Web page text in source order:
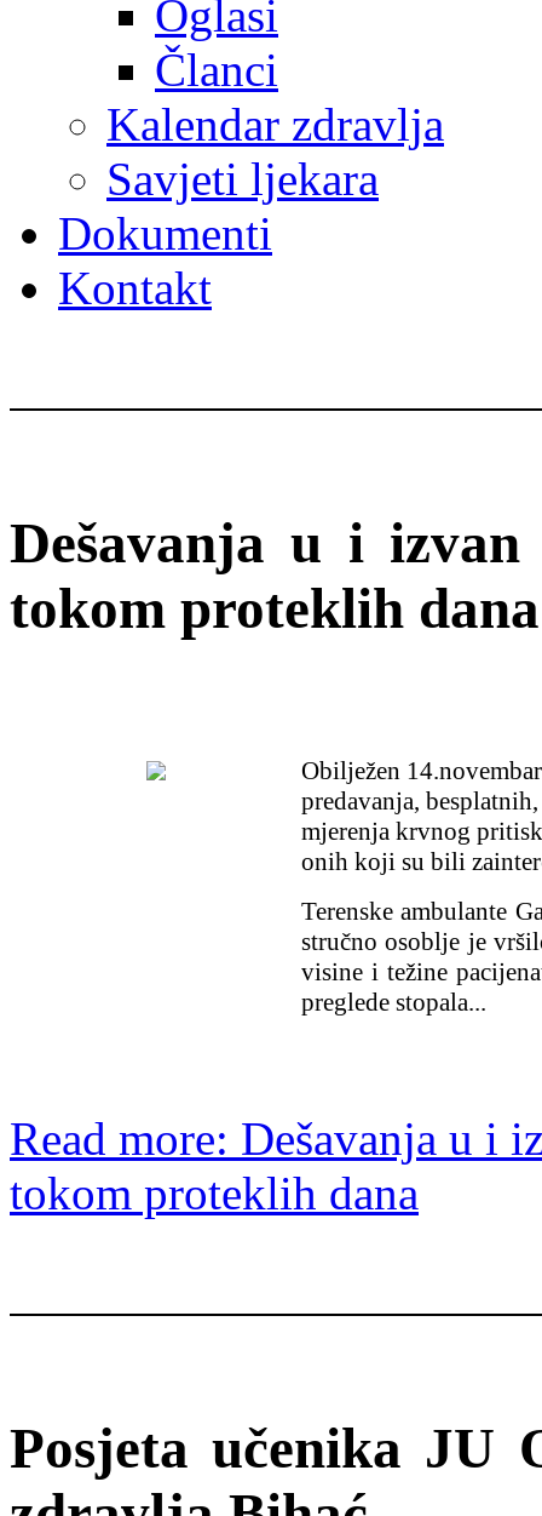
Oglasi
Članci
Kalendar zdravlja
Savjeti ljekara
Dokumenti
Kontakt
Dešavanja u i
tokom proteklih dana
Obilježen
predavanja,
mjerenja krvnog
onih koji su bili
Terenske ambulante
stručno osoblje je
visine i težine
preglede stopala...
Read more: Dešavanja u i
tokom proteklih dana
Posjeta učenika JU